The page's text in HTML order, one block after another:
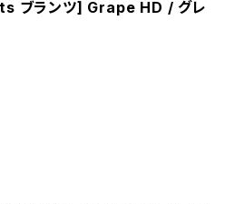
ブランツ] Grape HD / グレ